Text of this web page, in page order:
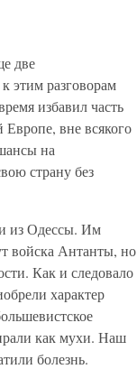
две
этим разговорам
избавил часть
вне всякого
на
страну без
из Одессы. Им
войска Антанты, но
Как и следовало
характер
как мухи. Наш
болезнь.